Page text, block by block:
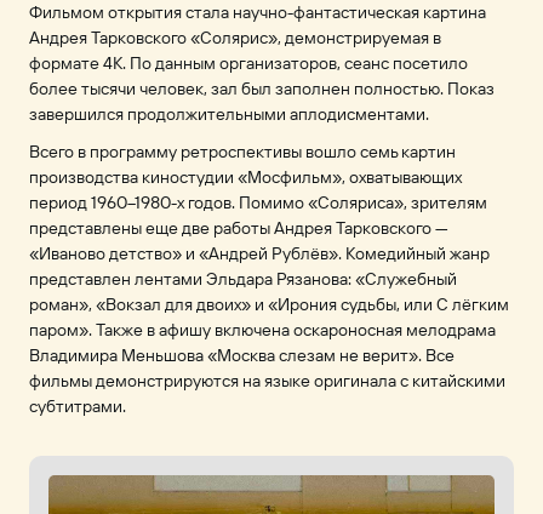
Фильмом открытия стала научно-фантастическая картина
Андрея Тарковского «Солярис», демонстрируемая в
формате 4K. По данным организаторов, сеанс посетило
более тысячи человек, зал был заполнен полностью. Показ
завершился продолжительными аплодисментами.
Всего в программу ретроспективы вошло семь картин
производства киностудии «Мосфильм», охватывающих
период 1960–1980-х годов. Помимо «Соляриса», зрителям
представлены еще две работы Андрея Тарковского —
«Иваново детство» и «Андрей Рублёв». Комедийный жанр
представлен лентами Эльдара Рязанова: «Служебный
роман», «Вокзал для двоих» и «Ирония судьбы, или С лёгким
паром». Также в афишу включена оскароносная мелодрама
Владимира Меньшова «Москва слезам не верит». Все
фильмы демонстрируются на языке оригинала с китайскими
субтитрами.